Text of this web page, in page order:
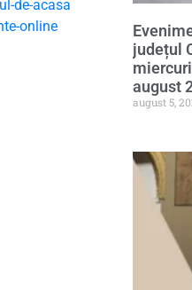
de-acasa
online
județul
august
august 5,